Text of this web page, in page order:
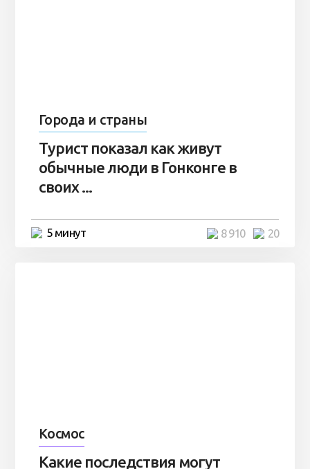
Города и страны
Турист показал как живут
обычные люди в Гонконге в
своих ...
5 минут 20
8 910
Космос
Какие последствия могут